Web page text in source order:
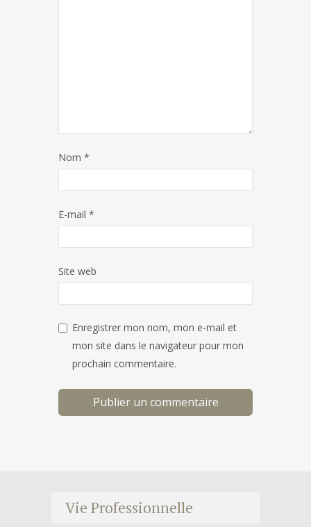
Nom *
E-mail *
Site web
Enregistrer mon nom, mon e-mail et
mon site dans le navigateur pour mon
prochain commentaire.
Vie Professionnelle